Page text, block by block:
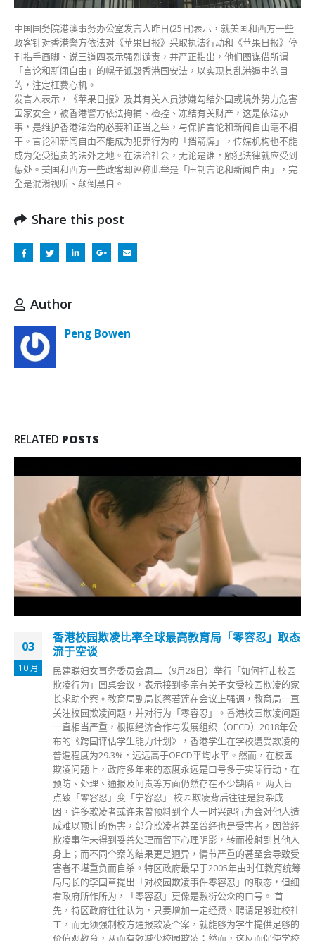
四
澳
办
斥
枉
费
心
机〉
中
中国国务院港澳事务办公室发言人昨日(25日)表示，就美国和西方一些
政客针对香港警方依法对《苹果日报》采取执法行动和《苹果日报》停
刊指手画脚、说三道四表示强烈谴责，并严正指出，他们图谋借所谓
「言论和新闻自由」的幌子诋毁香港国安法，以实现其乱港遏中的目
的，注定枉费心机。
发言人表示，《苹果日报》及其有关人员涉嫌勾结外国或境外势力危害
国家安全，被香港警方依法拘捕、检控、冻结有关财产，这是依法办
事，是维护​​香港法治的必要和正当之举，与保护言论和新闻自由毫不相
干。言论和新闻自由不能成为犯罪行为的「挡箭牌」，传媒机构也不能
成为免受追责的法外之地。在法治社会，无论是谁，触犯法律就应受到
惩处。美国和西方一些政客却诬称此举是「压制言论和新闻自由」，完
全是混淆视听、颠倒黑白。
Share this post
Author
Peng Bowen
RELATED POSTS
19
4 月
香港“新冠康复码”有效期半年 逾期后二维码呈现红
色外框提示
港府今日(19日)推出“新冠康复码”，卫生署卫生防护中心总监
徐乐坚表示，由于疫苗通行证于本月30日将进入第二阶段，康
复者届时可用康复或感染证明，作为疫苗通行证之用；而今日
起市民可于网上申请取得康复纪录二维码，亦可到“智方便”或
“E健通”应用程式取得有关二维码，并可储存至“安心出行”内。
徐即场解释如何登记，指市民首先在有关记录系统中，同意有
关收集个人资料的声明，之后在输入资料时，在身份证明文件
的部分要选择向政府呈报确诊时，所使用的同一身份证明文件
才可；在完成整个登记后，就可取得康复纪录及二维码。他提
醒，康复二维码的有效期为康复日子后的180天，之后就会失
效，“安心出行”内该二维码亦会有红色外框框住，届时康复者
就要打针，以符合疫苗通行证安排。 另外，在今日开始发出
的隔离令，亦会自动附有康复纪录二维码，有效日期同样为康
复当天计起的180天。
read more